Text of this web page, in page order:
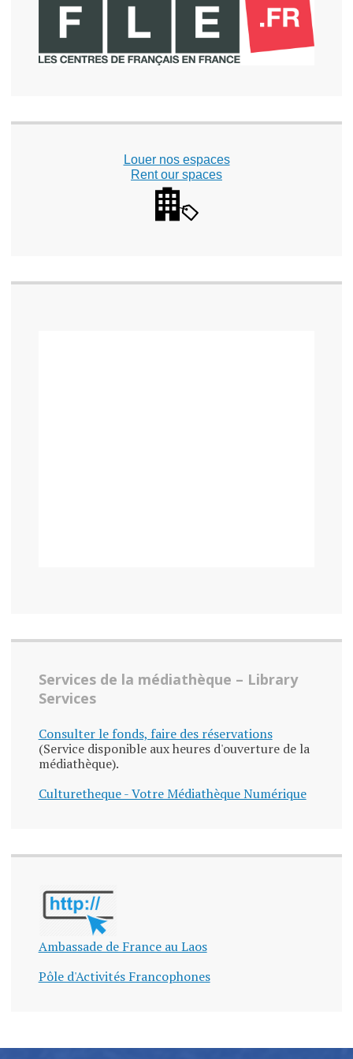
Louer nos espaces
Rent our spaces
Services de la médiathèque – Library
Services
Consulter le fonds, faire des réservations
(Service disponible aux heures d'ouverture de la
médiathèque).
Culturetheque - Votre Médiathèque Numérique
Ambassade de France au Laos
Pôle d'Activités Francophones